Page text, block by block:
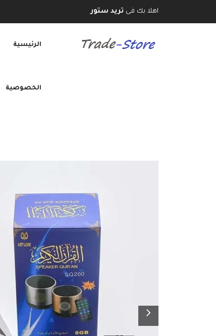
اهلا بك فى تريد ستور
الرئيسية
الخصوصية